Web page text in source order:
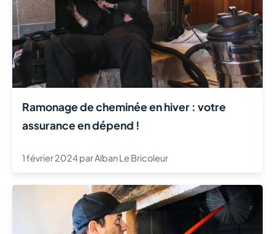
Ramonage de cheminée en hiver : votre
assurance en dépend !
1 février 2024parAlban Le Bricoleur